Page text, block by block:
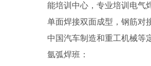
能培训中心，专业培训电气
单面焊接双面成型，钢筋对
中国汽车制造和重工机械等
氩弧焊班：